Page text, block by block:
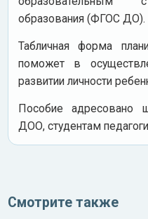
образования (ФГОС ДО).
Табличная форма
поможет в
развитии личности
Пособие адресовано
ДОО, студентам
Смотрите также